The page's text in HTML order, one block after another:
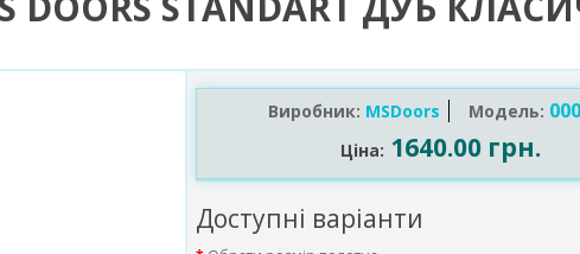
Виробник: MSDoors Модель:
Ціна: 1640.00 грн.
Доступні варіанти